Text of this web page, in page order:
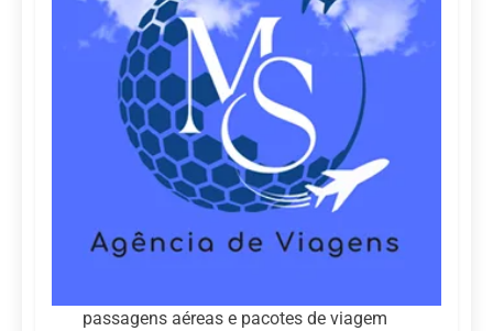
passagens aéreas e pacotes de viagem